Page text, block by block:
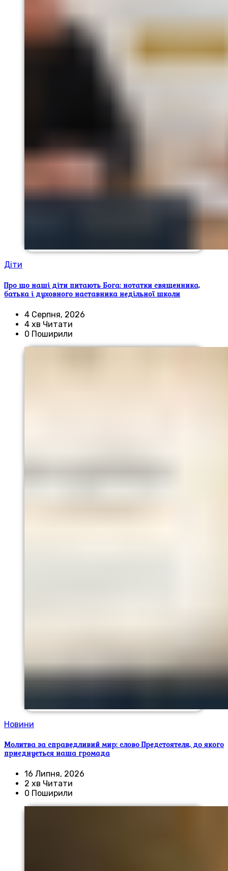
Діти
Про що наші діти питають Бога: нотатки священника,
батька і духовного наставника недільної школи
4 Серпня, 2026
4 хв Читати
0 Поширили
Новини
Молитва за справедливий мир: слово Предстоятеля, до якого
приєднується наша громада
16 Липня, 2026
2 хв Читати
0 Поширили